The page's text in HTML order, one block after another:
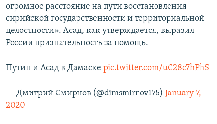
огромное расстояние на пути восстановления
сирийской государственности и территориальной
целостности». Асад, как утверждается, выразил
России признательность за помощь.
Путин и Асад в Дамаске pic.twitter.com/uC28c7hPhS
— Дмитрий Смирнов (@dimsmirnov175) January 7,
2020